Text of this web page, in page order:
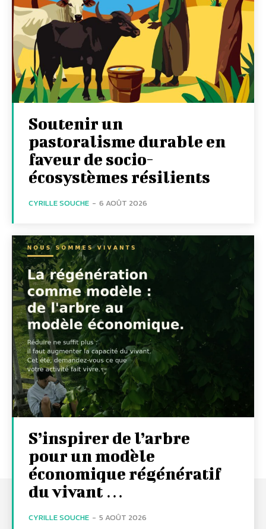
Soutenir un
pastoralisme durable en
faveur de socio-
écosystèmes résilients
CYRILLE SOUCHE - 6 AOÛT 2026
S’inspirer de l’arbre
pour un modèle
économique régénératif
du vivant …
CYRILLE SOUCHE - 5 AOÛT 2026